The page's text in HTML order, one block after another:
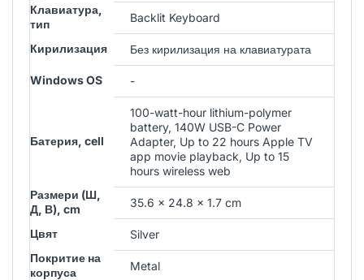
Клавиатура,
тип
Backlit Keyboard
Кирилизация Без кирилизация на клавиатурата
Windows OS -
Батерия, cell
100-watt-hour lithium-polymer
battery, 140W USB-C Power
Adapter, Up to 22 hours Apple TV
app movie playback, Up to 15
hours wireless web
Размери (Ш,
Д, В), cm
35.6 x 24.8 x 1.7 cm
Цвят
Silver
Покритие на
корпуса
Metal